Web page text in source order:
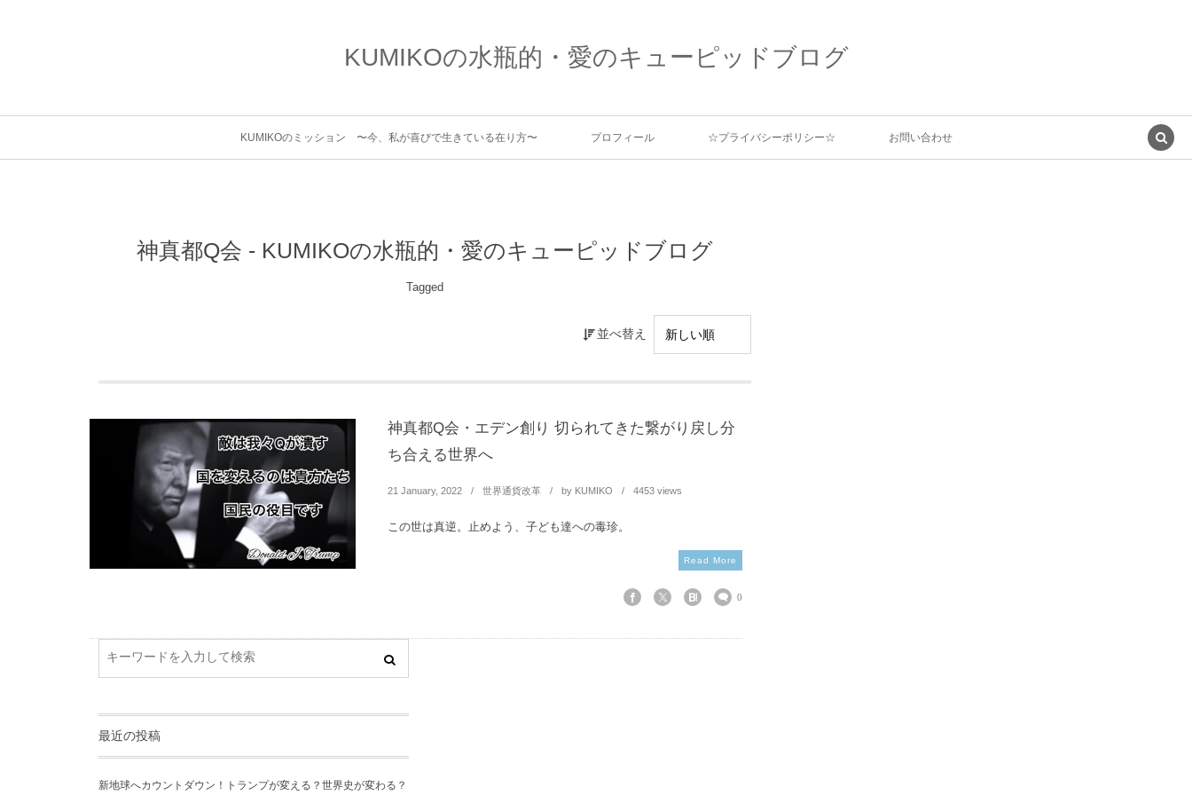
KUMIKOの水瓶的・愛のキューピッドブログ
KUMIKOのミッション 〜今、私が喜びで生きている在り方〜 プロフィール ☆プライバシーポリシー☆ お問い合わせ
神真都Q会 - KUMIKOの水瓶的・愛のキューピッドブログ
Tagged
並べ替え
神真都Q会・エデン創り 切られてきた繋がり戻し分
ち合える世界へ
21 January, 2022 世界通貨改革 by KUMIKO 4453 views
この世は真逆。止めよう、子ども達への毒珍。
Read More
0
最近の投稿
新地球へカウントダウン！トランプが変える？世界史が変わる？